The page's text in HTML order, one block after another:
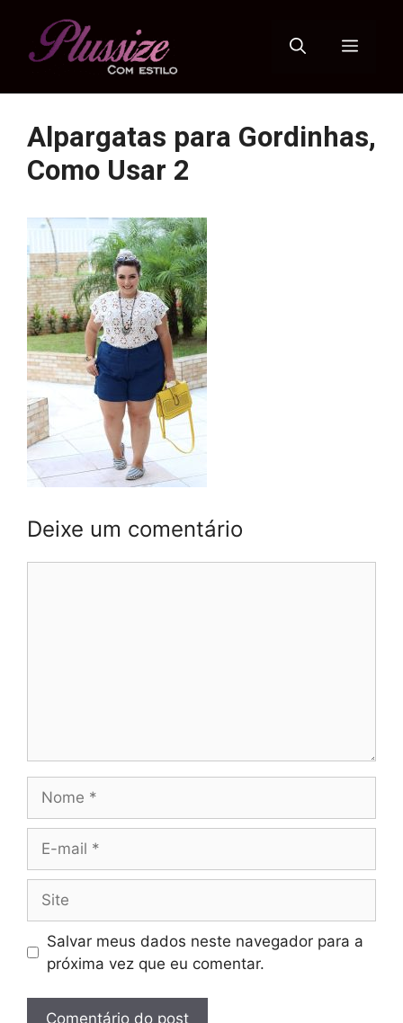
Menu
Alpargatas para Gordinhas,
Como Usar 2
Deixe um comentário
mail
Salvar meus dados neste navegador para a
próxima vez que eu comentar.